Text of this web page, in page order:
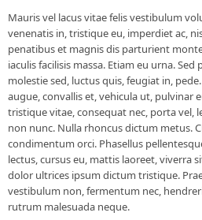
Mauris vel lacus vitae felis vestibulum
venenatis in, tristique eu, imperdiet ac,
penatibus et magnis dis parturient
iaculis facilisis massa. Etiam eu urna.
molestie sed, luctus quis, feugiat in,
augue, convallis et, vehicula ut, pulvinar
tristique vitae, consequat nec, porta vel,
non nunc. Nulla rhoncus dictum metus.
condimentum orci. Phasellus
lectus, cursus eu, mattis laoreet, viverra
dolor ultrices ipsum dictum tristique.
vestibulum non, fermentum nec,
rutrum malesuada neque.